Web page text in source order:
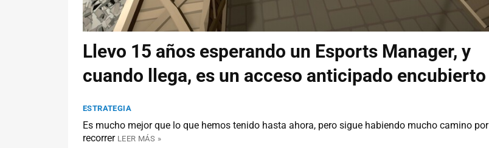
Llevo 15 años esperando un Esports Manager, y
cuando llega, es un acceso anticipado encubierto
ESTRATEGIA
Es mucho mejor que lo que hemos tenido hasta ahora, pero sigue habiendo mucho camino por
recorrer LEER MÁS »